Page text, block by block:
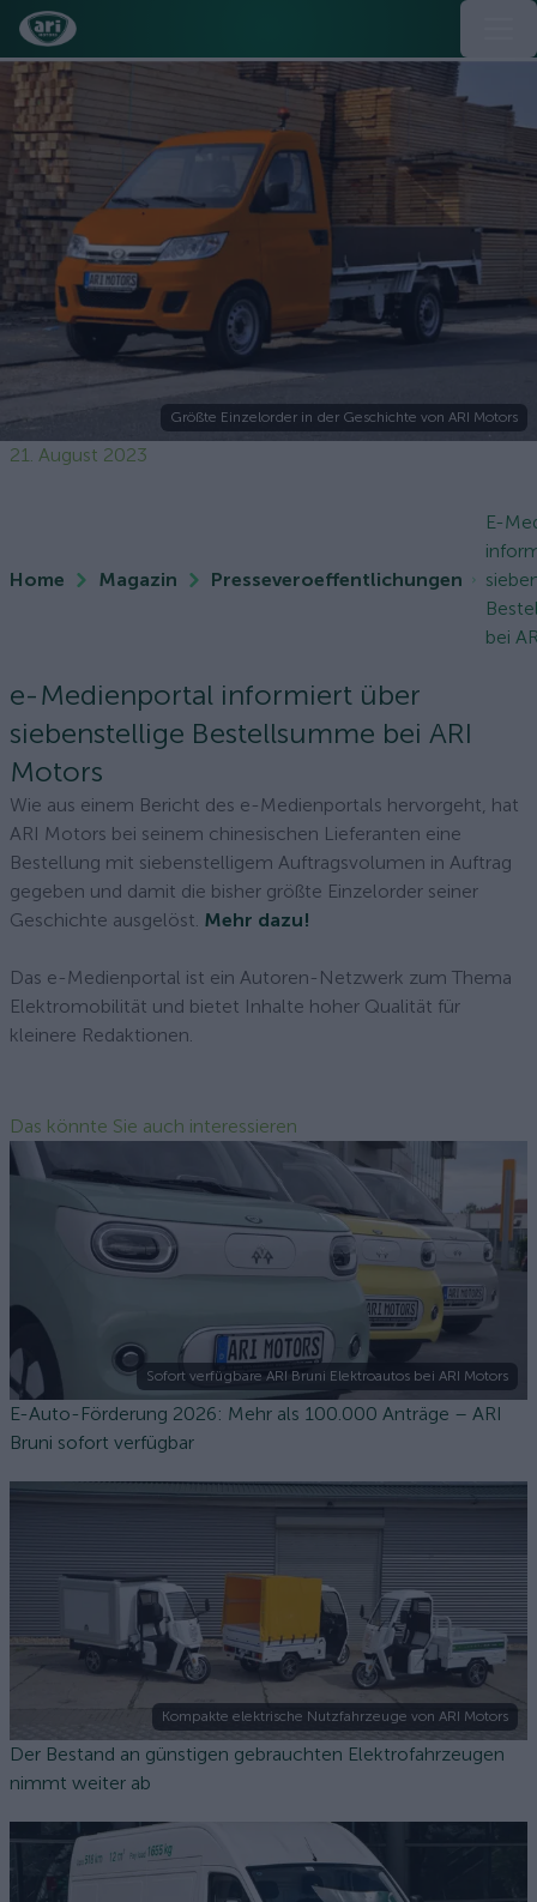
Größte Einzelorder in der Geschichte von ARI Motors
21. August 2023
Home Magazin Presseveroeffentlichungen
E-
bei
e-Medienportal informiert über
siebenstellige Bestellsumme bei ARI
Motors
Wie aus einem Bericht des e-Medienportals hervorgeht, hat
ARI Motors bei seinem chinesischen Lieferanten eine
Bestellung mit siebenstelligem Auftragsvolumen in Auftrag
gegeben und damit die bisher größte Einzelorder seiner
Geschichte ausgelöst. Mehr dazu!
Das e-Medienportal ist ein Autoren-Netzwerk zum Thema
Elektromobilität und bietet Inhalte hoher Qualität für
kleinere Redaktionen.
Das könnte Sie auch interessieren
Sofort verfügbare ARI Bruni Elektroautos bei ARI Motors
E-Auto-Förderung 2026: Mehr als 100.000 Anträge – ARI
Bruni sofort verfügbar
Kompakte elektrische Nutzfahrzeuge von ARI Motors
Der Bestand an günstigen gebrauchten Elektrofahrzeugen
nimmt weiter ab